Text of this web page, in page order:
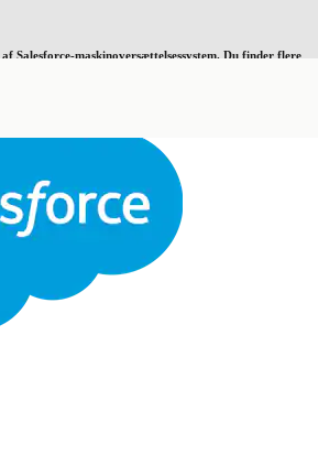
Salesforce-maskinoversættelsessystem. Du finder flere